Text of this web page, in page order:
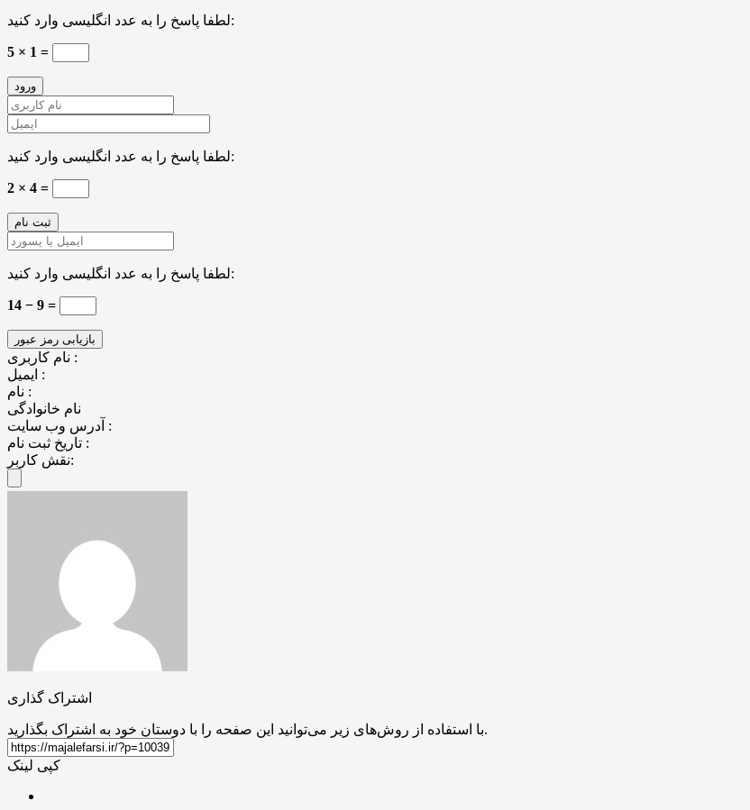
لطفا پاسخ را به عدد انگلیسی وارد کنید:
5 × 1 =
لطفا پاسخ را به عدد انگلیسی وارد کنید:
2 × 4 =
لطفا پاسخ را به عدد انگلیسی وارد کنید:
14 − 9 =
نام کاربری :
ایمیل :
نام :
نام خانوادگی
آدرس وب سایت :
تاریخ ثبت نام :
نقش کاربر:
اشتراک گذاری
با استفاده از روش‌های زیر می‌توانید این صفحه را با دوستان خود به اشتراک بگذارید.
کپی لینک